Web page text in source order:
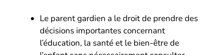
Le parent gardien a le droit de prendre des
décisions importantes concernant
l’éducation, la santé et le bien-être de